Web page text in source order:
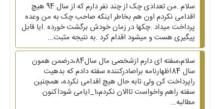
سلام .من تعدادی چک از چند نفر دارم که از سال 94 هیچ
اقدامی نکردم اون هم بخاطر اینکه صاحب چک به من وعده
پرداخت میداد .چکها در زمان خودش برگشت خورده .ایا قابل
پیگیری هست و میشود اقدام کرد .به نتیجه مثبت...
سلام،سفته ای دارم ازشخصی مال سال84،درضمن همون
سال 84اظهارنامه براصادرکننده سفته دادم که بدهیت
راپرداخت کن ولی تابه حال هیچ اقدامی نکرده، همچنین
سفته راهم واخواست تاالان نکردم،1_ایامی شوداکنون
مطالبه...